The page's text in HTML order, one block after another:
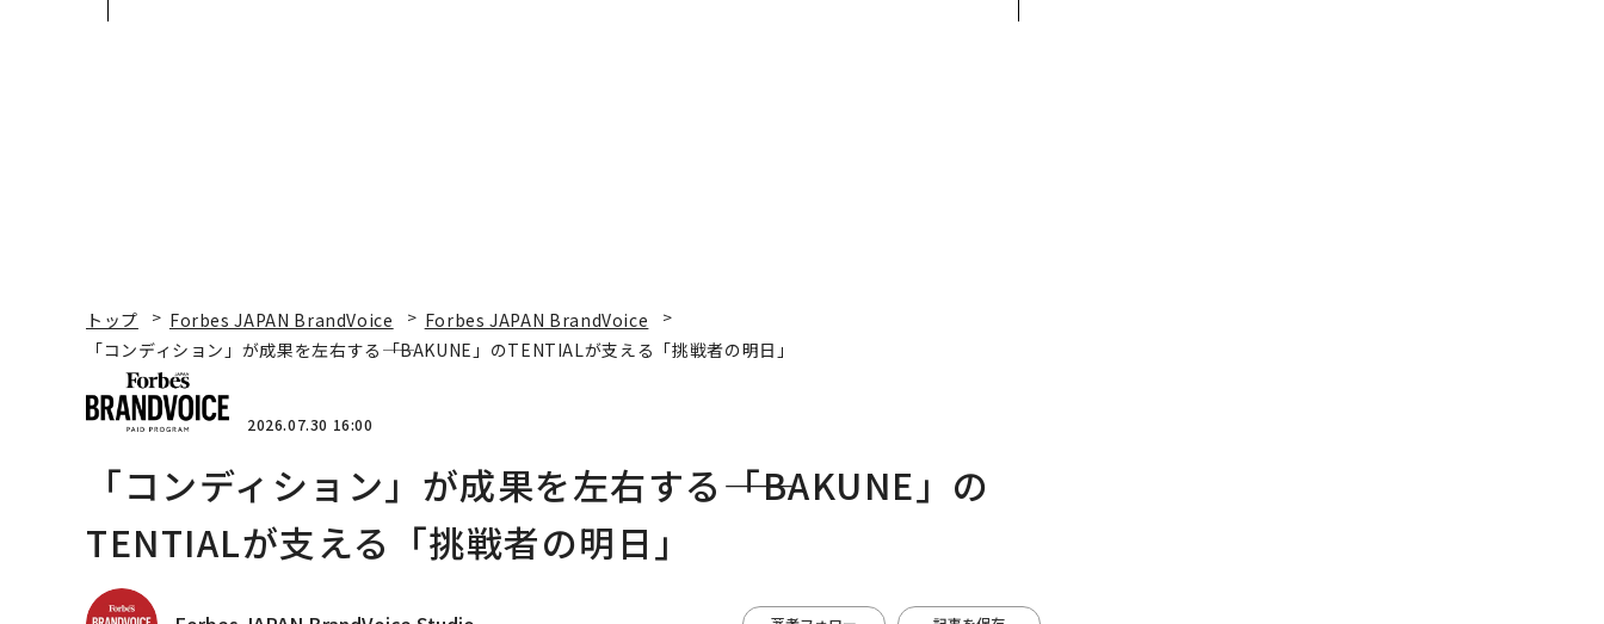
トップ Forbes JAPAN BrandVoice
Forbes JAPAN BrandVoice
「コンディション」が成果を左右する――「BAKUNE」のTENTIALが支える「挑戦者の明日」
2026.07.30 16:00
「コンディション」が成果を左右する――「BAKUNE」の
TENTIALが支える「挑戦者の明日」